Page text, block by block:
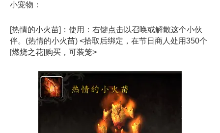
小宠物：
[热情的小火苗]：使用：右键点击以召唤或解散这个小伙
伴。(热情的小火苗) <拾取后绑定，在节日商人处用350个
[燃烧之花]购买，可装笼>